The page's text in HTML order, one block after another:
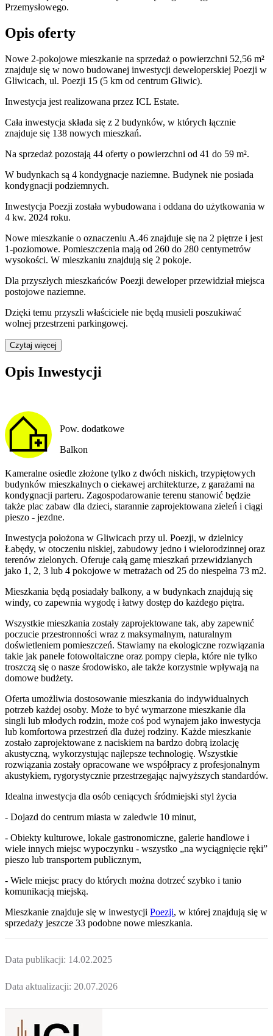
Przemysłowego.
Opis oferty
Nowe 2-pokojowe mieszkanie na sprzedaż o powierzchni 52,56 m²
znajduje się w nowo budowanej inwestycji deweloperskiej Poezji w
Gliwicach, ul. Poezji 15 (5 km od centrum Gliwic).
Inwestycja jest realizowana przez ICL Estate.
Cała inwestycja składa się z 2 budynków, w których łącznie
znajduje się 138 nowych mieszkań.
Na sprzedaż pozostają 44 oferty o powierzchni od 41 do 59 m².
W budynkach są 4 kondygnacje naziemne. Budynek nie posiada
kondygnacji podziemnych.
Inwestycja Poezji została wybudowana i oddana do użytkowania w
4 kw. 2024 roku.
Nowe mieszkanie o oznaczeniu A.46 znajduje się na 2 piętrze i jest
1-poziomowe. Pomieszczenia mają od 260 do 280 centymetrów
wysokości. W mieszkaniu znajdują się 2 pokoje.
Dla przyszłych mieszkańców Poezji deweloper przewidziałmiejsca
postojowe naziemne.
Dzięki temu przyszli właściciele nie będą musieli poszukiwać
wolnej przestrzeni parkingowej.
Czytaj więcej
Opis Inwestycji
Pow. dodatkowe
Balkon
Kameralne osiedle złożone tylko z dwóch niskich, trzypiętowych
budynków mieszkalnych o ciekawej architekturze, z garażami na
kondygnacji parteru. Zagospodarowanie terenu stanowić będzie
także plac zabaw dla dzieci, starannie zaprojektowana zieleń i ciągi
pieszo - jezdne.
Inwestycja położona w Gliwicach przy ul. Poezji, w dzielnicy
Łabędy, w otoczeniu niskiej, zabudowy jedno i wielorodzinnej oraz
terenów zielonych. Oferuje całą gamę mieszkań przewidzianych
jako 1, 2, 3 lub 4 pokojowe w metrażach od 25 do niespełna 73 m2.
Mieszkania będą posiadały balkony, a w budynkach znajdują się
windy, co zapewnia wygodę i łatwy dostęp do każdego piętra.
Wszystkie mieszkania zostały zaprojektowane tak, aby zapewnić
poczucie przestronności wraz z maksymalnym, naturalnym
doświetleniem pomieszczeń. Stawiamy na ekologiczne rozwiązania
takie jak panele fotowoltaiczne oraz pompy ciepła, które nie tylko
troszczą się o nasze środowisko, ale także korzystnie wpływają na
domowe budżety.
Oferta umożliwia dostosowanie mieszkania do indywidualnych
potrzeb każdej osoby. Może to być wymarzone mieszkanie dla
singli lub młodych rodzin, może coś pod wynajem jako inwestycja
lub komfortowa przestrzeń dla dużej rodziny. Każde mieszkanie
zostało zaprojektowane z naciskiem na bardzo dobrą izolację
akustyczną, wykorzystując najlepsze technologię. Wszystkie
rozwiązania zostały opracowane we współpracy z profesjonalnym
akustykiem, rygorystycznie przestrzegając najwyższych standardów.
Idealna inwestycja dla osób ceniących śródmiejski styl życia
- Dojazd do centrum miasta w zaledwie 10 minut,
- Obiekty kulturowe, lokale gastronomiczne, galerie handlowe i
wiele innych miejsc wypoczynku - wszystko „na wyciągnięcie ręki”
pieszo lub transportem publicznym,
- Wiele miejsc pracy do których można dotrzeć szybko i tanio
komunikacją miejską.
Mieszkanie znajduje się w inwestycji Poezji, w której znajdują się w
sprzedaży jeszcze 33 podobne nowe mieszkania.
Data publikacji: 14.02.2025
Data aktualizacji: 20.07.2026